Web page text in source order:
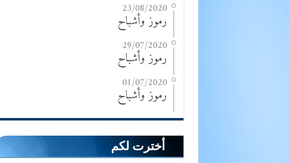
23/08/2020
رموز وأشباح
29/07/2020
رموز وأشباح
01/07/2020
رموز وأشباح
أخترت لكم